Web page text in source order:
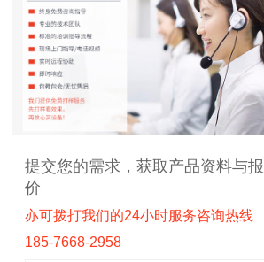
提交您的需求，获取产品资料与报
价
亦可拨打我们的24小时服务咨询热线
185-7668-2958